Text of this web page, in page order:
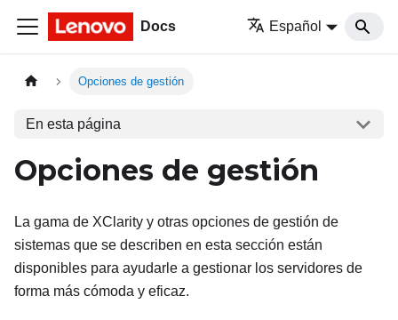
Docs Español
Opciones de gestión
En esta página
Opciones de gestión
La gama de XClarity y otras opciones de gestión de
sistemas que se describen en esta sección están
disponibles para ayudarle a gestionar los servidores de
forma más cómoda y eficaz.